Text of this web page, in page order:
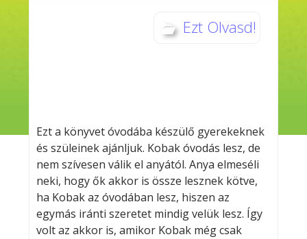
Ezt Olvasd!
Ezt a könyvet óvodába készülő gyerekeknek
és szüleinek ajánljuk. Kobak óvodás lesz, de
nem szívesen válik el anyától. Anya elmeséli
neki, hogy ők akkor is össze lesznek kötve,
ha Kobak az óvodában lesz, hiszen az
egymás iránti szeretet mindig velük lesz. Így
volt az akkor is, amikor Kobak még csak